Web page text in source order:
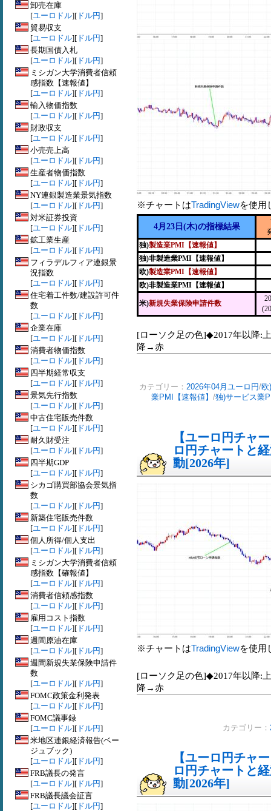
卸売在庫
[ユーロドル][ ドル円]
貿易収支
[ユーロドル][ ドル円]
長期国債入札
[ユーロドル][ ドル円]
ミシガン大学消費者信頼
感指数【速報値】
[ユーロドル][ ドル円]
輸入物価指数
[ユーロドル][ ドル円]
財政収支
[ユーロドル][ ドル円]
小売売上高
[ユーロドル][ ドル円]
生産者物価指数
[ユーロドル][ ドル円]
NY連銀製造業景気指数
[ユーロドル][ ドル円]
対米証券投資
[ユーロドル][ ドル円]
鉱工業生産
[ユーロドル][ ドル円]
フィラデルフィア連銀景
況指数
[ユーロドル][ ドル円]
住宅着工件数/建設許可件
数
[ユーロドル][ ドル円]
企業在庫
[ユーロドル][ ドル円]
消費者物価指数
[ユーロドル][ ドル円]
四半期経常収支
[ユーロドル][ ドル円]
景気先行指数
[ユーロドル][ ドル円]
中古住宅販売件数
[ユーロドル][ ドル円]
耐久財受注
[ユーロドル][ ドル円]
四半期GDP
[ユーロドル][ ドル円]
シカゴ購買部協会景気指
数
[ユーロドル][ ドル円]
新築住宅販売件数
[ユーロドル][ ドル円]
個人所得/個人支出
[ユーロドル][ ドル円]
ミシガン大学消費者信頼
感指数【確報値】
[ユーロドル][ ドル円]
消費者信頼感指数
[ユーロドル][ ドル円]
雇用コスト指数
[ユーロドル][ ドル円]
週間原油在庫
[ユーロドル][ ドル円]
週間新規失業保険申請件
数
[ユーロドル][ ドル円]
FOMC政策金利発表
[ユーロドル][ ドル円]
FOMC議事録
[ユーロドル][ ドル円]
米地区連銀経済報告(ベー
ジュブック)
[ユーロドル][ ドル円]
FRB議長の発言
[ユーロドル][ ドル円]
FRB議長議会証言
[ユーロドル][ ドル円]
※チャートはTradingViewを使用
4月23日(木)の指標結果
独)製造業PMI【速報値】
独)非製造業PMI【速報値】
欧)製造業PMI【速報値】
欧)非製造業PMI【速報値】
米)新規失業保険申請件数
[ローソク足の色]◆2017年以降
降→赤
カテゴリー： 2026年04月ユーロ円/欧
業PMI【速報値】 /独)サービス業
【ユーロ円チャ
ロ円チャートと
動[2026年]
※チャートはTradingViewを使用
[ローソク足の色]◆2017年以降
降→赤
カテゴリー：
【ユーロ円チャ
ロ円チャートと
動[2026年]